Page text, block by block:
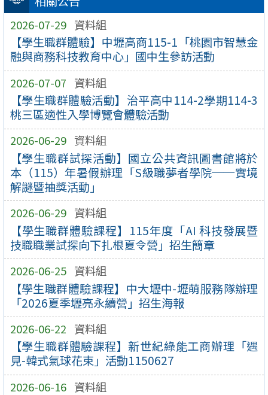
2026-07-29 資料組
【學生職群體驗】中壢高商115-1「桃園市智慧金
融與商務科技教育中心」國中生參訪活動
2026-07-07 資料組
【學生職群體驗活動】治平高中114-2學期114-3
桃三區適性入學博覽會體驗活動
2026-06-29 資料組
【學生職群試探活動】國立公共資訊圖書館將於
本（115）年暑假辦理「S級職夢者學院──實境
解謎暨抽獎活動」
2026-06-29 資料組
【學生職群體驗課程】115年度「AI 科技發展暨
技職職業試探向下扎根夏令營」招生簡章
2026-06-25 資料組
【學生職群體驗課程】中大壢中-壢萌服務隊辦理
「2026夏季壢亮永續營」招生海報
2026-06-22 資料組
【學生職群體驗課程】新世紀綠能工商辦理「遇
見-韓式氣球花束」活動1150627
2026-06-16 資料組